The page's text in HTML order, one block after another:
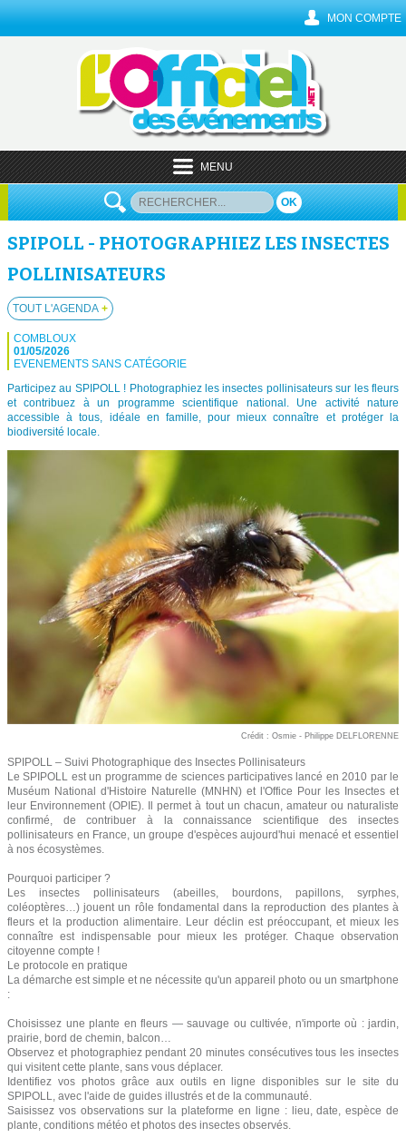
MON COMPTE
MENU
OK
SPIPOLL - PHOTOGRAPHIEZ LES INSECTES
POLLINISATEURS
TOUT L'AGENDA +
COMBLOUX
01/05/2026
EVENEMENTS SANS CATÉGORIE
Participez au SPIPOLL ! Photographiez les insectes pollinisateurs sur les fleurs
et contribuez à un programme scientifique national. Une activité nature
accessible à tous, idéale en famille, pour mieux connaître et protéger la
biodiversité locale.
Crédit : Osmie - Philippe DELFLORENNE
SPIPOLL – Suivi Photographique des Insectes Pollinisateurs
Le SPIPOLL est un programme de sciences participatives lancé en 2010 par le
Muséum National d'Histoire Naturelle (MNHN) et l'Office Pour les Insectes et
leur Environnement (OPIE). Il permet à tout un chacun, amateur ou naturaliste
confirmé, de contribuer à la connaissance scientifique des insectes
pollinisateurs en France, un groupe d'espèces aujourd'hui menacé et essentiel
à nos écosystèmes.
Pourquoi participer ?
Les insectes pollinisateurs (abeilles, bourdons, papillons, syrphes,
coléoptères…) jouent un rôle fondamental dans la reproduction des plantes à
fleurs et la production alimentaire. Leur déclin est préoccupant, et mieux les
connaître est indispensable pour mieux les protéger. Chaque observation
citoyenne compte !
Le protocole en pratique
La démarche est simple et ne nécessite qu'un appareil photo ou un smartphone
:
Choisissez une plante en fleurs — sauvage ou cultivée, n'importe où : jardin,
prairie, bord de chemin, balcon…
Observez et photographiez pendant 20 minutes consécutives tous les insectes
qui visitent cette plante, sans vous déplacer.
Identifiez vos photos grâce aux outils en ligne disponibles sur le site du
SPIPOLL, avec l'aide de guides illustrés et de la communauté.
Saisissez vos observations sur la plateforme en ligne : lieu, date, espèce de
plante, conditions météo et photos des insectes observés.